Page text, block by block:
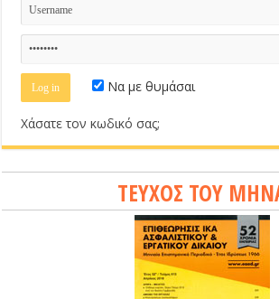
Να με θυμάσαι
Χάσατε τον κωδικό σας;
ΤΕΥΧΟΣ ΤΟΥ